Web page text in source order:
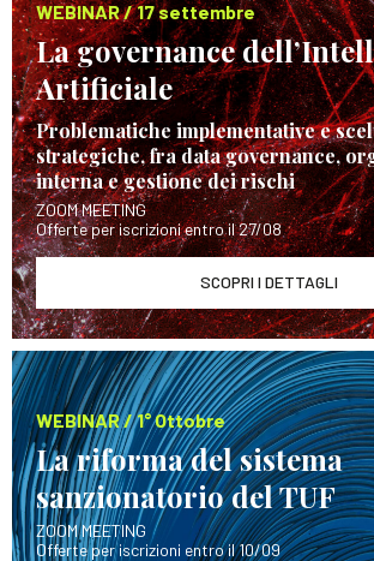
WEBINAR / 17 settembre
La governance
Artificiale
Problematiche implementative e
strategiche, fra data governance,
interna e gestione dei rischi
ZOOM MEETING
Offerte per iscrizioni entro il 27/08
SCOPRI I DETTAGLI
WEBINAR / 1° Ottobre
La riforma del sistema
sanzionatorio del TUF
ZOOM MEETING
Offerte per iscrizioni entro il 10/09